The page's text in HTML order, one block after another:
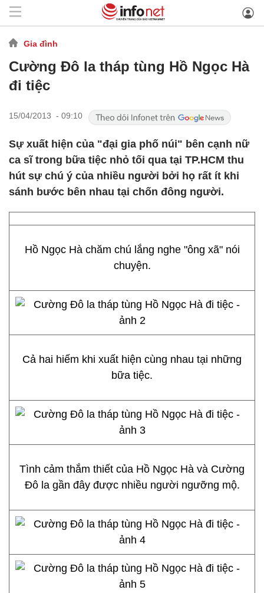
Gia đình
Cường Đô la tháp tùng Hồ Ngọc Hà
đi tiệc
15/04/2013 - 09:10
Sự xuất hiện của "đại gia phố núi" bên cạnh nữ
ca sĩ trong bữa tiệc nhỏ tối qua tại TP.HCM thu
hút sự chú ý của nhiều người bởi họ rất ít khi
sánh bước bên nhau tại chốn đông người.
Hồ Ngọc Hà chăm chú lắng nghe "ông xã" nói
chuyện.
Cả hai hiếm khi xuất hiện cùng nhau tại những
bữa tiệc.
Tình cảm thắm thiết của Hồ Ngọc Hà và Cường
Đô la gần đây được nhiều người ngưỡng mộ.